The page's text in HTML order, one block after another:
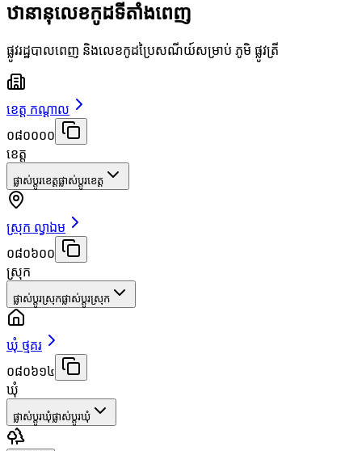
ឋានានុលេខកូដទីតាំងពេញ
ផ្លូវរដ្ឋបាលពេញ និងលេខកូដប្រៃសណីយ៍សម្រាប់ ភូមិ ផ្លូវត្រី
ខេត្ត កណ្តាល
០៨០០០០
ខេត្ត
ផ្លាស់ប្តូរខេត្តផ្លាស់ប្តូរខេត្ត
ស្រុក ល្វាឯម
០៨០៦០០
ស្រុក
ផ្លាស់ប្តូរស្រុកផ្លាស់ប្តូរស្រុក
ឃុំ ថ្មគរ
០៨០៦១៤
ឃុំ
ផ្លាស់ប្តូរឃុំផ្លាស់ប្តូរឃុំ